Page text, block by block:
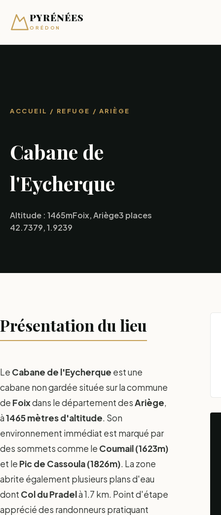
PYRÉNÉES
ORÉDON
ACCUEIL / REFUGE / ARIÈGE
Cabane de
l'Eycherque
Altitude : 1465mFoix, Ariège3 places
42.7379, 1.9239
Présentation du lieu
Le Cabane de l'Eycherque est une
cabane non gardée située sur la commune
de Foixdans le département desAriège,
à1465 mètres d'altitude. Son
environnement immédiat est marqué par
des sommets comme le Coumail (1623m)
et le Pic de Cassoula (1826m). La zone
abrite également plusieurs plans d'eau
dont Col du Pradelà 1.7 km. Point d'étape
apprécié des randonneurs pratiquant